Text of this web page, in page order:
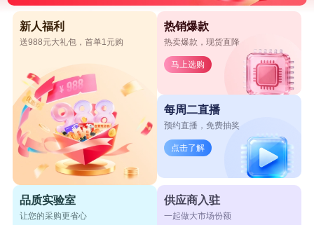
新人福利
送988元大礼包，首单1元购
热销爆款
热卖爆款，现货直降
马上选购
每周二直播
预约直播，免费抽奖
点击了解
品质实验室
让您的采购更省心
供应商入驻
一起做大市场份额